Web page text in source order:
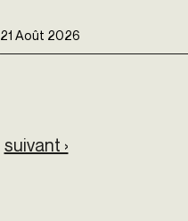
21 Août 2026
suivant ›